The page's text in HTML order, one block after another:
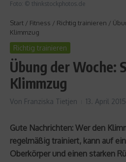
Foto: © thinkstockphotos.de
Start / Fitness / Richtig trainieren /
Klimmzug
Richtig trainieren
Übung der Woche:
Klimmzug
Von Franziska Tietjen 13. April 2015
Gute Nachrichten: Wer den
regelmäßig trainiert, kann auf
Oberkörper und einen starken